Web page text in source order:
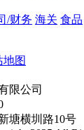
/财务 海关 食品
地图
限公司
塘横圳路10号